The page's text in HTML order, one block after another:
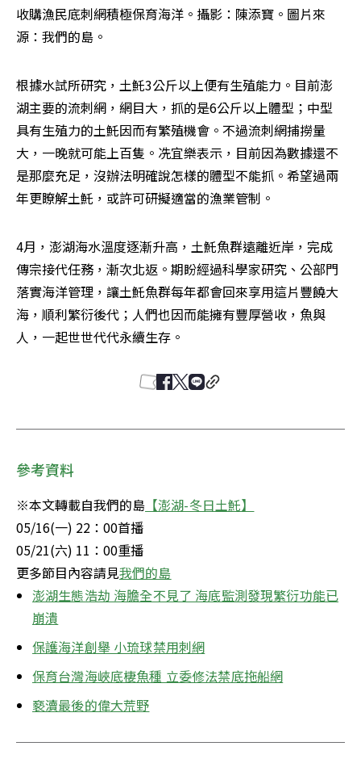
收購漁民底刺網積極保育海洋。攝影：陳添寶。圖片來
源：我們的島。
根據水試所研究，土魠3公斤以上便有生殖能力。目前澎
湖主要的流刺網，網目大，抓的是6公斤以上體型；中型
具有生殖力的土魠因而有繁殖機會。不過流刺網捕撈量
大，一晚就可能上百隻。冼宜樂表示，目前因為數據還不
是那麼充足，沒辦法明確說怎樣的體型不能抓。希望過兩
年更瞭解土魠，或許可研擬適當的漁業管制。
4月，澎湖海水溫度逐漸升高，土魠魚群遠離近岸，完成
傳宗接代任務，漸次北返。期盼經過科學家研究、公部門
落實海洋管理，讓土魠魚群每年都會回來享用這片豐饒大
海，順利繁衍後代；人們也因而能擁有豐厚營收，魚與
人，一起世世代代永續生存。
參考資料
※本文轉載自我們的島 【澎湖-冬日土魠】
05/16(一) 22：00首播
05/21(六) 11：00重播
更多節目內容請見我們的島
澎湖生態浩劫 海膽全不見了 海底監測發現繁衍功能已
崩潰
保護海洋創舉 小琉球禁用刺網
保育台灣海峽底棲魚種 立委修法禁底拖船網
褻瀆最後的偉大荒野